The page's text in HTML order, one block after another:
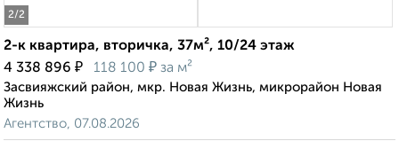
2/2
2-к квартира, вторичка, 37м², 10/24 этаж
4 338 896 ₽ 118 100 ₽ за м²
Засвияжский район, мкр. Новая Жизнь, микрорайон Новая
Жизнь
Агентство, 07.08.2026